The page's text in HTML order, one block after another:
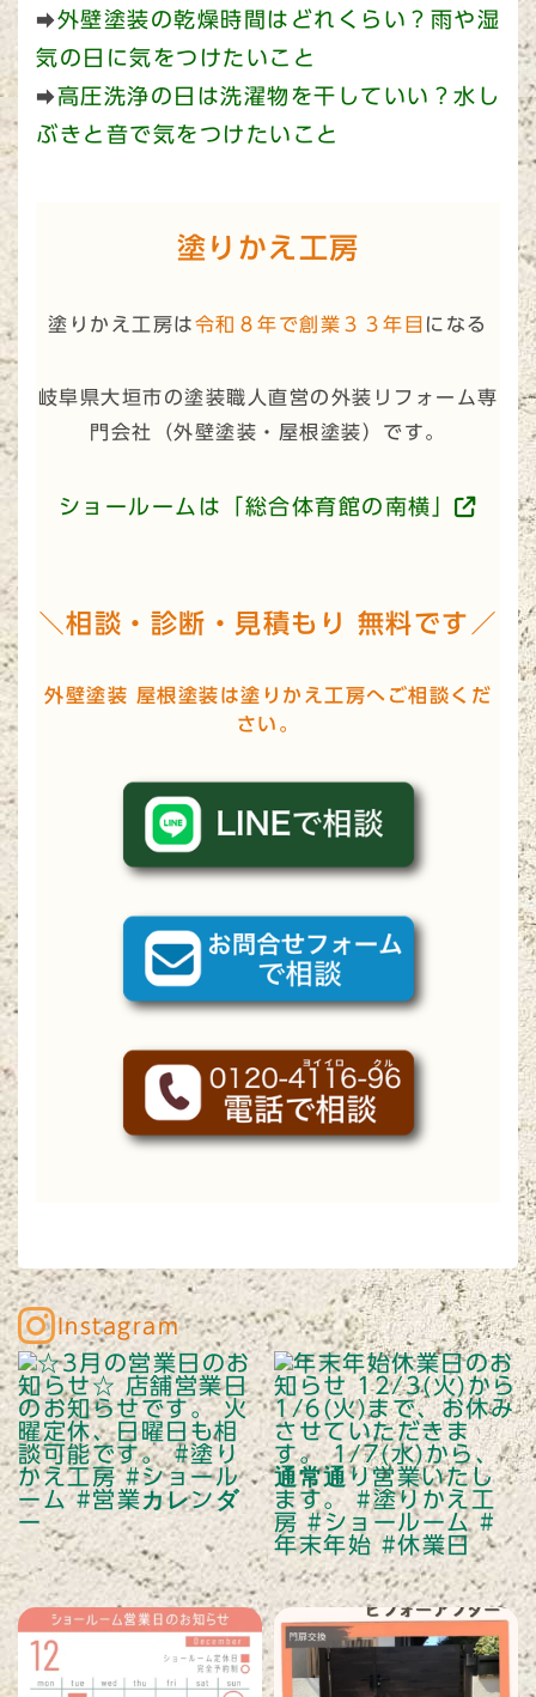
➡外壁塗装の乾燥時間はどれくらい？雨や湿
気の日に気をつけたいこと
➡高圧洗浄の日は洗濯物を干していい？水し
ぶきと音で気をつけたいこと
塗りかえ工房
塗りかえ工房は令和８年で創業３３年目 になる
岐阜県大垣市の塗装職人直営の外装リフォーム専
門会社（外壁塗装・屋根塗装）です。
ショールームは「総合体育館の南横」
＼相談・診断・見積もり 無料です／
外壁塗装 屋根塗装は塗りかえ工房へご相談くだ
さい。
Instagram